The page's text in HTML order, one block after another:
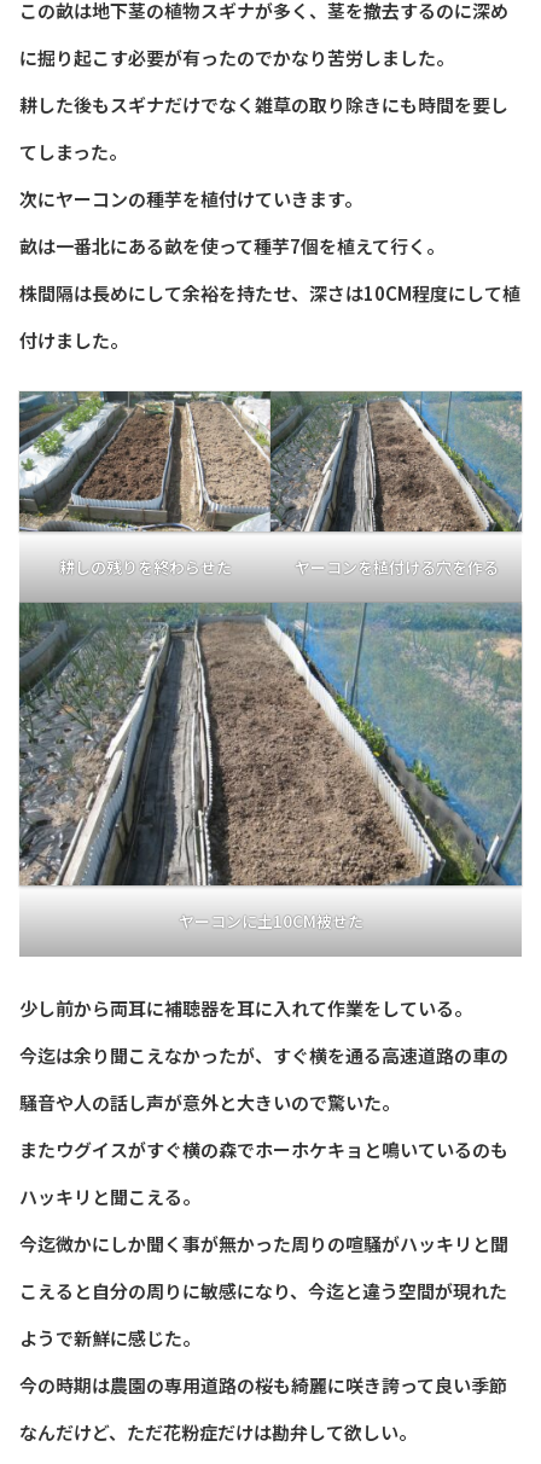
この畝は地下茎の植物スギナが多く、茎を撤去するのに深め
に掘り起こす必要が有ったのでかなり苦労しました。
耕した後もスギナだけでなく雑草の取り除きにも時間を要し
てしまった。
次にヤーコンの種芋を植付けていきます。
畝は一番北にある畝を使って種芋7個を植えて行く。
株間隔は長めにして余裕を持たせ、深さは10CM程度にして植
付けました。
耕しの残りを終わらせた ヤーコンを植付ける穴を作る
ヤーコンに土10CM被せた
少し前から両耳に補聴器を耳に入れて作業をしている。
今迄は余り聞こえなかったが、すぐ横を通る高速道路の車の
騒音や人の話し声が意外と大きいので驚いた。
またウグイスがすぐ横の森でホーホケキョと鳴いているのも
ハッキリと聞こえる。
今迄微かにしか聞く事が無かった周りの喧騒がハッキリと聞
こえると自分の周りに敏感になり、今迄と違う空間が現れた
ようで新鮮に感じた。
今の時期は農園の専用道路の桜も綺麗に咲き誇って良い季節
なんだけど、ただ花粉症だけは勘弁して欲しい。